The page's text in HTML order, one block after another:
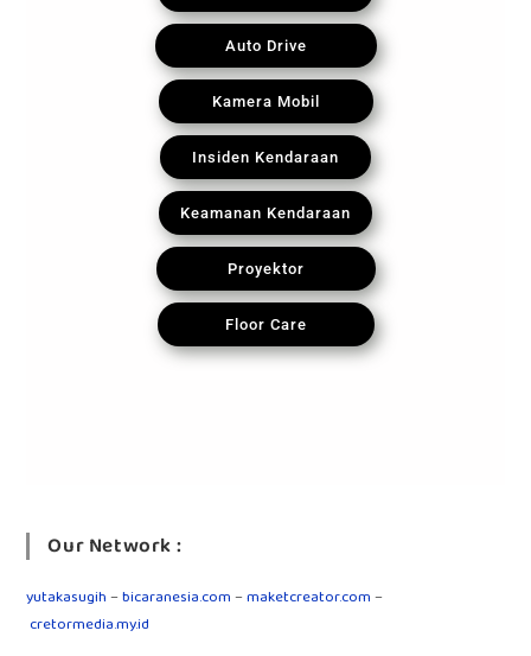
Auto Drive
Kamera Mobil
Insiden Kendaraan
Keamanan Kendaraan
Proyektor
Floor Care
Our Network :
yutakasugih–bicaranesia.com–maketcreator.com–
cretormedia.my.id